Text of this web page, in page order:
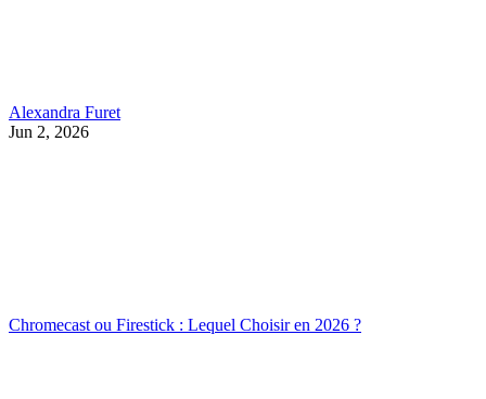
Alexandra Furet
Jun 2, 2026
Chromecast ou Firestick : Lequel Choisir en 2026 ?